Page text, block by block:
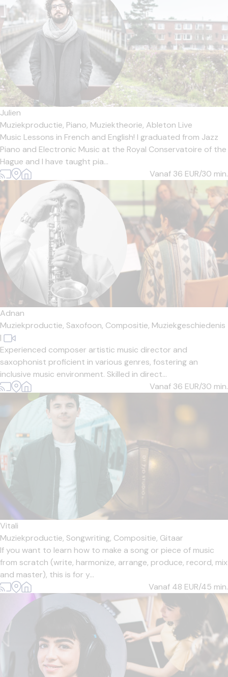
Julien
Muziekproductie, Piano, Muziektheorie, Ableton Live
Music Lessons in French and English! I graduated from Jazz
Piano and Electronic Music at the Royal Conservatoire of the
Hague and I have taught pia...
Vanaf 36 EUR/30 min.
Adnan
Muziekproductie, Saxofoon, Compositie, Muziekgeschiedenis
|
Experienced composer artistic music director and
saxophonist proficient in various genres, fostering an
inclusive music environment. Skilled in direct...
Vanaf 36 EUR/30 min.
Vitali
Muziekproductie, Songwriting, Compositie, Gitaar
If you want to learn how to make a song or piece of music
from scratch (write, harmonize, arrange, produce, record, mix
and master), this is for y...
Vanaf 48 EUR/45 min.